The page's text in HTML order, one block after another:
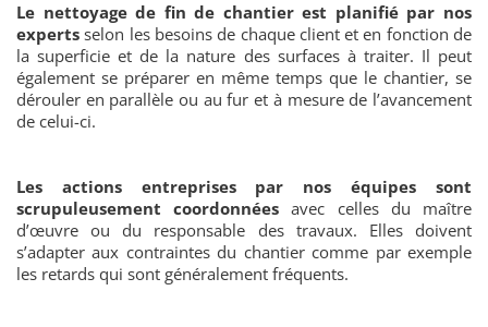
Le nettoyage de fin de chantier est planifié par nos
experts selon les besoins de chaque client et en fonction de
la superficie et de la nature des surfaces à traiter. Il peut
également se préparer en même temps que le chantier, se
dérouler en parallèle ou au fur et à mesure de l’avancement
de celui-ci.
Les actions entreprises par nos équipes sont
scrupuleusement coordonnées avec celles du maître
d’œuvre ou du responsable des travaux. Elles doivent
s’adapter aux contraintes du chantier comme par exemple
les retards qui sont généralement fréquents.